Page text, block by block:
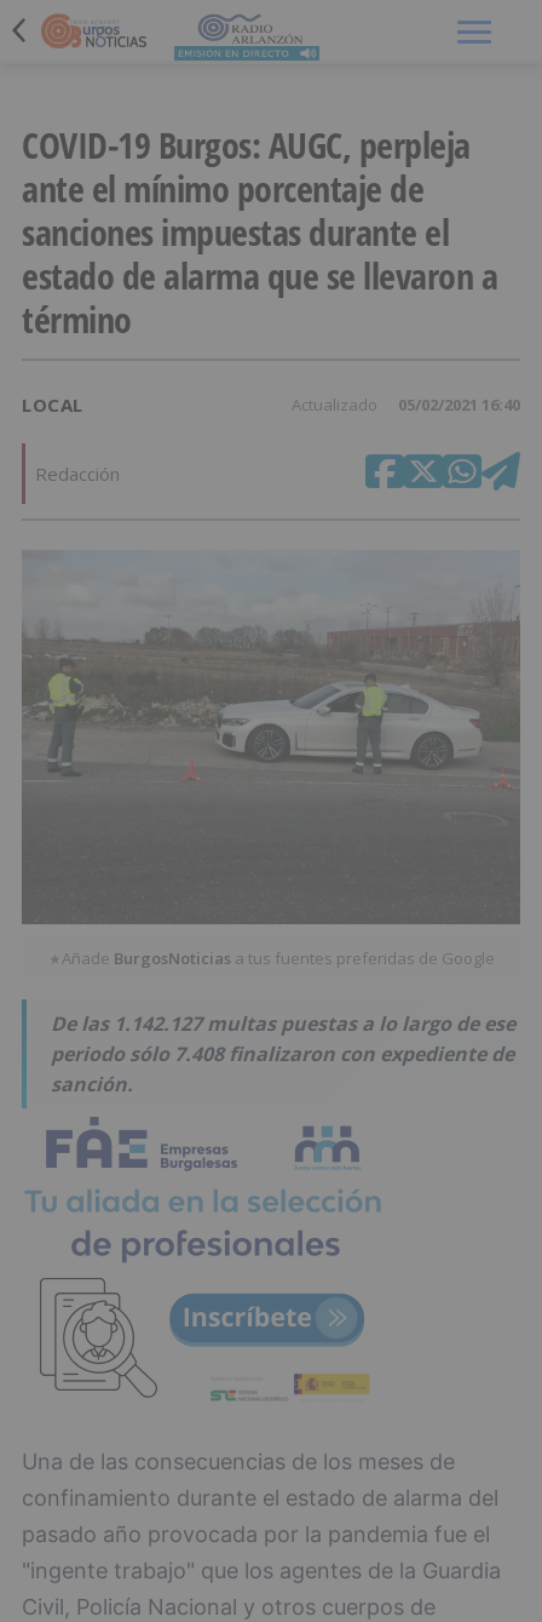
COVID-19 Burgos: AUGC, perpleja
ante el mínimo porcentaje de
sanciones impuestas durante el
estado de alarma que se llevaron a
término
LOCAL Actualizado 05/02/2021 16:40
Redacción
★Añade BurgosNoticias a tus fuentes preferidas de Google
De las 1.142.127 multas puestas a lo largo de ese
periodo sólo 7.408 finalizaron con expediente de
sanción.
Una de las consecuencias de los meses de
confinamiento durante el estado de alarma del
pasado año provocada por la pandemia fue el
"ingente trabajo" que los agentes de la Guardia
Civil, Policía Nacional y otros cuerpos de